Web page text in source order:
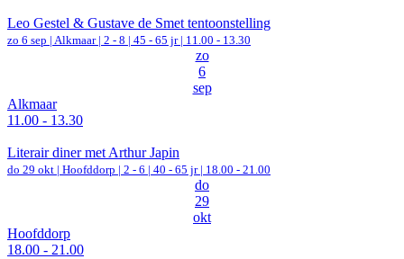
Leo Gestel & Gustave de Smet tentoonstelling
zo 6 sep | Alkmaar | 2 - 8 | 45 - 65 jr | 11.00 - 13.30
zo
6
sep
Alkmaar
11.00 - 13.30
Literair diner met Arthur Japin
do 29 okt | Hoofddorp | 2 - 6 | 40 - 65 jr | 18.00 - 21.00
do
29
okt
Hoofddorp
18.00 - 21.00